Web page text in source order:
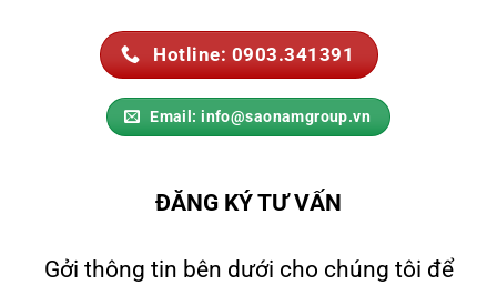
Hotline: 0903.341391
Email: info@saonamgroup.vn
ĐĂNG KÝ TƯ VẤN
Gởi thông tin bên dưới cho chúng tôi để